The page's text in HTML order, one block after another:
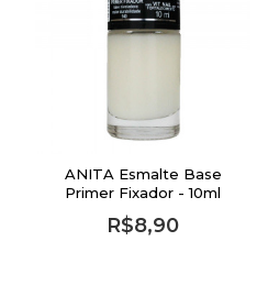
ANITA Esmalte Base
Primer Fixador - 10ml
R$8,90